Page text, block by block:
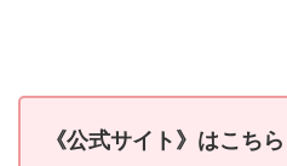
《公式サイト》はこちら